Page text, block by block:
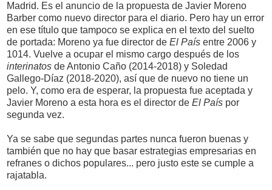
Madrid. Es el anuncio de la propuesta de Javier Moreno
Barber como nuevo director para el diario. Pero hay un error
en ese título que tampoco se explica en el texto del suelto
de portada: Moreno ya fue director de El País entre 2006 y
1014. Vuelve a ocupar el mismo cargo después de los
interinatos de Antonio Caño (2014-2018) y Soledad
Gallego-Díaz (2018-2020), así que de nuevo no tiene un
pelo. Y, como era de esperar, la propuesta fue aceptada y
Javier Moreno a esta hora es el director de El País por
segunda vez.
Ya se sabe que segundas partes nunca fueron buenas y
también que no hay que basar estrategias empresarias en
refranes o dichos populares... pero justo este se cumple a
rajatabla.